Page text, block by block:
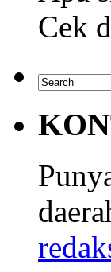
Cek